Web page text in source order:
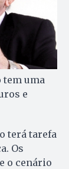
tem uma
e
terá tarefa
Os
o cenário